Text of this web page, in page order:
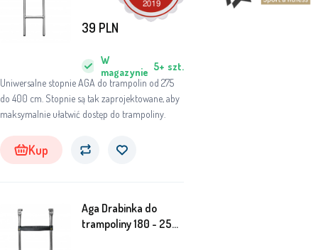
Uniwersalne stopnie AGA do trampolin od 275
do 400 cm. Stopnie są tak zaprojektowane, aby
maksymalnie ułatwić dostęp do trampoliny.
W
magazynie 5+ szt.
39 PLN
Kup
Aga Drabinka do
trampoliny 180 - 250